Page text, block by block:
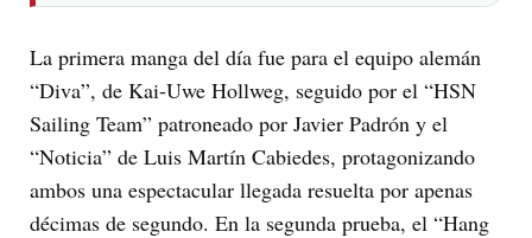
La primera manga del día fue para el equipo alemán
“Diva”, de Kai-Uwe Hollweg, seguido por el “HSN
Sailing Team” patroneado por Javier Padrón y el
“Noticia” de Luis Martín Cabiedes, protagonizando
ambos una espectacular llegada resuelta por apenas
décimas de segundo. En la segunda prueba, el “Hang